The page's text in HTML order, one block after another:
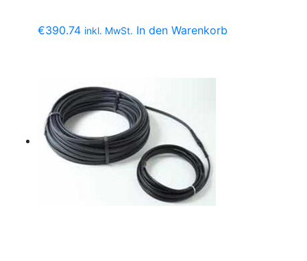
€390.74 inkl. MwSt. In den Warenkorb